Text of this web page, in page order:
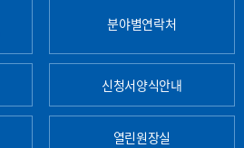
분야별연락처
신청서양식안내
열린원장실